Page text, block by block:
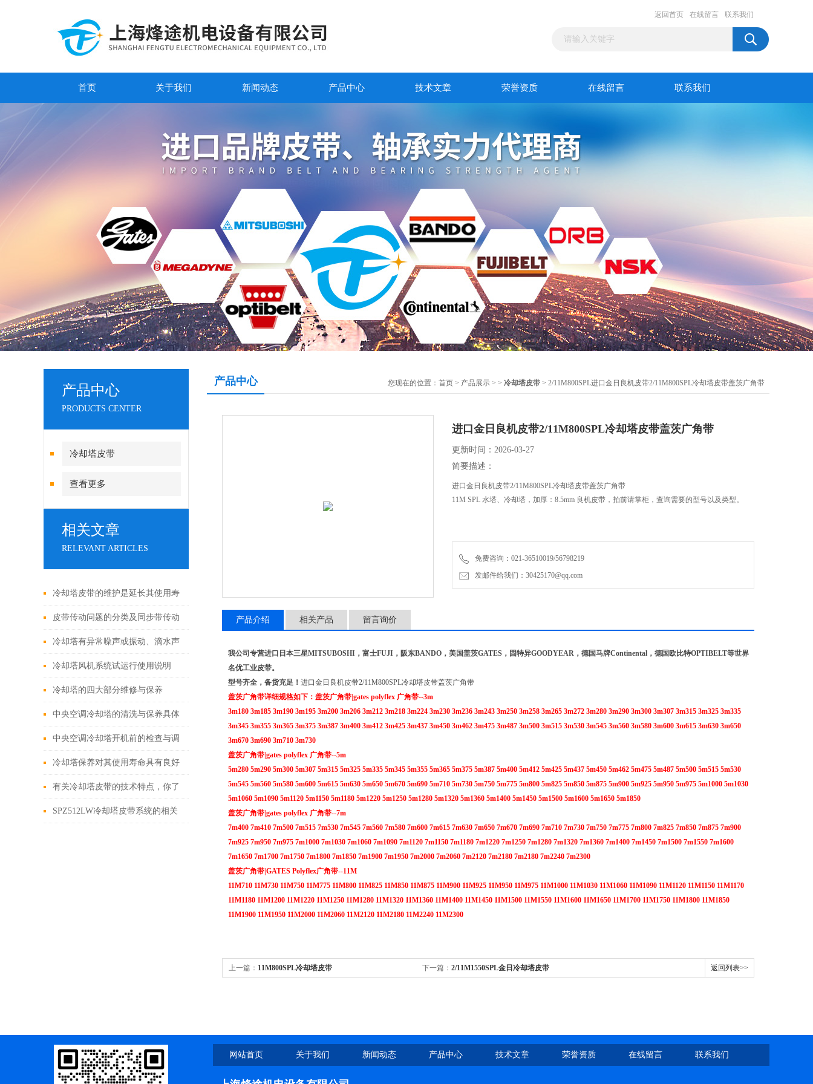
返回首页 在线留言 联系我们
首页 关于我们 新闻动态 产品中心 技术文章 荣誉资质 在线留言 联系我们
产品中心
PRODUCTS CENTER
冷却塔皮带
查看更多
相关文章
RELEVANT ARTICLES
冷却塔皮带的维护是延长其使用寿
命的关键
皮带传动问题的分类及同步带传动
系统的常见问题
冷却塔有异常噪声或振动、滴水声
过大故障原因及排除
冷却塔风机系统试运行使用说明
冷却塔的四大部分维修与保养
中央空调冷却塔的清洗与保养具体
操作手册
中央空调冷却塔开机前的检查与调
试
冷却塔保养对其使用寿命具有良好
稳定性
有关冷却塔皮带的技术特点，你了
解多少呢？
SPZ512LW冷却塔皮带系统的相关
产品中心 您现在的位置： 首页 > 产品展示 > > 冷却塔皮带 > 2/11M800SPL进口金日良机皮带2/11M800SPL冷却塔皮带盖茨广角带
进口金日良机皮带2/11M800SPL冷却塔皮带盖茨广角带
更新时间：2026-03-27
简要描述：
进口金日良机皮带2/11M800SPL冷却塔皮带盖茨广角带
11M SPL 水塔、冷却塔，加厚：8.5mm 良机皮带，拍前请掌柜，查询需要的型号以及类型。
免费咨询：021-36510019/56798219
发邮件给我们：30425170@qq.com
产品介绍 相关产品 留言询价
我公司专营进口日本三星MITSUBOSHI，富士FUJI，阪东BANDO，美国盖茨GATES，固特异GOODYEAR，德国马牌Continental，德国欧比特OPTIBELT等世界
名优工业皮带。
型号齐全，备货充足！ 进口金日良机皮带2/11M800SPL冷却塔皮带盖茨广角带
盖茨广角带详细规格如下：盖茨广角带|gates polyflex 广角带--3m
3m180 3m185 3m190 3m195 3m200 3m206 3m212 3m218 3m224 3m230 3m236 3m243 3m250 3m258 3m265 3m272 3m280 3m290 3m300 3m307 3m315 3m325 3m335
3m345 3m355 3m365 3m375 3m387 3m400 3m412 3m425 3m437 3m450 3m462 3m475 3m487 3m500 3m515 3m530 3m545 3m560 3m580 3m600 3m615 3m630 3m650
3m670 3m690 3m710 3m730
盖茨广角带|gates polyflex 广角带--5m
5m280 5m290 5m300 5m307 5m315 5m325 5m335 5m345 5m355 5m365 5m375 5m387 5m400 5m412 5m425 5m437 5m450 5m462 5m475 5m487 5m500 5m515 5m530
5m545 5m560 5m580 5m600 5m615 5m630 5m650 5m670 5m690 5m710 5m730 5m750 5m775 5m800 5m825 5m850 5m875 5m900 5m925 5m950 5m975 5m1000 5m1030
5m1060 5m1090 5m1120 5m1150 5m1180 5m1220 5m1250 5m1280 5m1320 5m1360 5m1400 5m1450 5m1500 5m1600 5m1650 5m1850
盖茨广角带|gates polyflex 广角带--7m
7m400 7m410 7m500 7m515 7m530 7m545 7m560 7m580 7m600 7m615 7m630 7m650 7m670 7m690 7m710 7m730 7m750 7m775 7m800 7m825 7m850 7m875 7m900
7m925 7m950 7m975 7m1000 7m1030 7m1060 7m1090 7m1120 7m1150 7m1180 7m1220 7m1250 7m1280 7m1320 7m1360 7m1400 7m1450 7m1500 7m1550 7m1600
7m1650 7m1700 7m1750 7m1800 7m1850 7m1900 7m1950 7m2000 7m2060 7m2120 7m2180 7m2180 7m2240 7m2300
盖茨广角带|GATES Polyflex广角带--11M
11M710 11M730 11M750 11M775 11M800 11M825 11M850 11M875 11M900 11M925 11M950 11M975 11M1000 11M1030 11M1060 11M1090 11M1120 11M1150 11M1170
11M1180 11M1200 11M1220 11M1250 11M1280 11M1320 11M1360 11M1400 11M1450 11M1500 11M1550 11M1600 11M1650 11M1700 11M1750 11M1800 11M1850
11M1900 11M1950 11M2000 11M2060 11M2120 11M2180 11M2240 11M2300
上一篇： 11M800SPL冷却塔皮带 下一篇： 2/11M1550SPL金日冷却塔皮带 返回列表>>
网站首页 关于我们 新闻动态 产品中心 技术文章 荣誉资质 在线留言 联系我们